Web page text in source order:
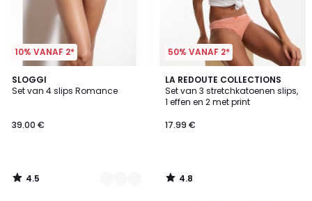
10% VANAF 2*
SLOGGI
Set van 4 slips Romance
39.00 €
4.5
/ 5
2
Kleuren
4.5
/
50% VANAF 2*
LA REDOUTE COLLECTIONS
Set van 3 stretchkatoenen slips,
1 effen en 2 met print
17.99 €
4.8
/ 5
4.8
/